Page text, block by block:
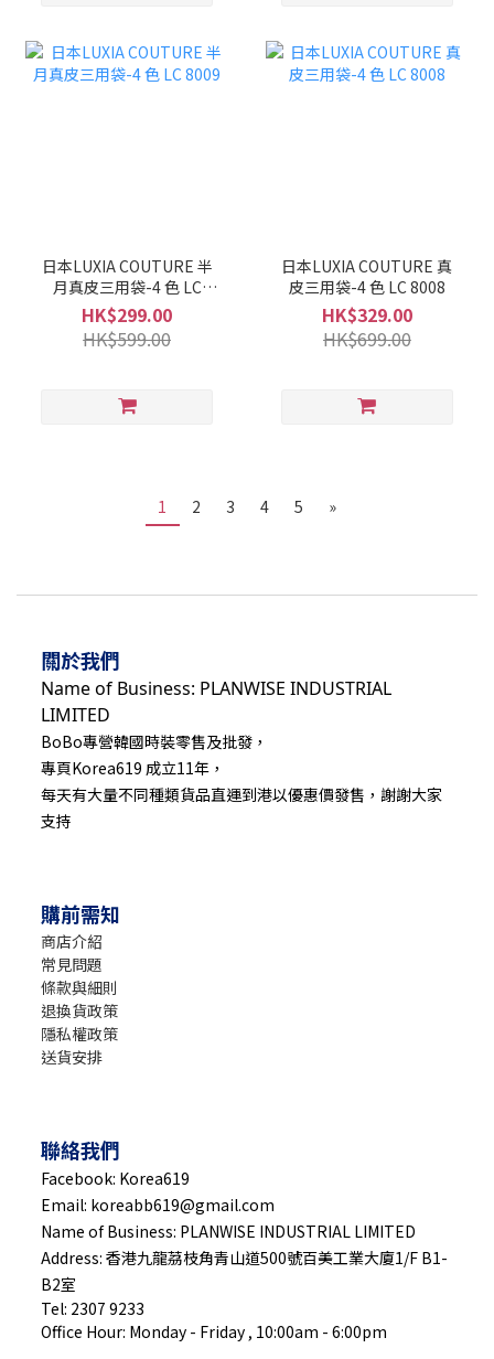
日本LUXIA COUTURE 半
月真皮三用袋-4 色 LC
8009
HK$299.00
HK$599.00
日本LUXIA COUTURE 真
皮三用袋-4 色 LC 8008
HK$329.00
HK$699.00
1 2 3 4 5 »
關於我們
Name of Business: PLANWISE INDUSTRIAL
LIMITED
BoBo專營韓國時裝零售及批發，
專頁Korea619 成立11年，
每天有大量不同種類貨品直運到港以優惠價發售，謝謝大家
支持
購前需知
商店介紹
常見問題
條款與細則
退換貨政策
隱私權政策
送貨安排
聯絡我們
Facebook: Korea619
Email: koreabb619@gmail.com
Name of Business: PLANWISE INDUSTRIAL LIMITED
Address: 香港九龍茘枝角青山道500號百美工業大廈1/F B1-
B2室
Tel: 2307 9233
Office Hour: Monday - Friday , 10:00am - 6:00pm